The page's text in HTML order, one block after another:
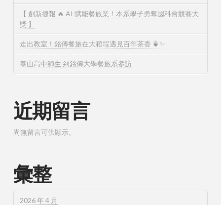
【 創新捷報 🔥 AI 賦能餐旅業！本系學子勇奪國科會競賽大
獎 】
走出教室！銘傳餐旅在大稻埕遇見百年茶香 🍵✨
泰山高中師生 到銘傳大學餐旅系參訪
近期留言
尚無留言可供顯示。
彙整
2026 年 4 月